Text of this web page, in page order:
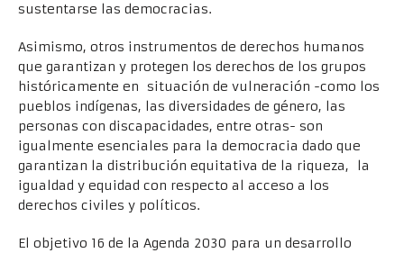
sustentarse las democracias.
Asimismo, otros instrumentos de derechos humanos
que garantizan y protegen los derechos de los grupos
históricamente en situación de vulneración -como los
pueblos indígenas, las diversidades de género, las
personas con discapacidades, entre otras- son
igualmente esenciales para la democracia dado que
garantizan la distribución equitativa de la riqueza, la
igualdad y equidad con respecto al acceso a los
derechos civiles y políticos.
El objetivo 16 de la Agenda 2030 para un desarrollo